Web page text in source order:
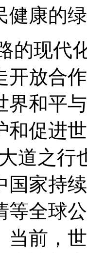
健康的
的现代
开放合
界和平
和促进
道之行
国家持
等全球
当前，